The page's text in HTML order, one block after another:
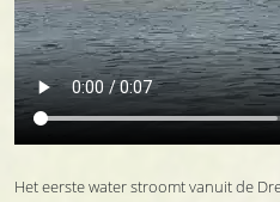
Het eerste water stroomt vanuit de